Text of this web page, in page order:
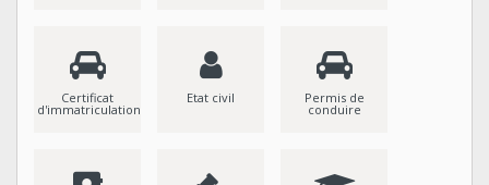
Certificat
d'immatriculation
Etat civil Permis de
conduire